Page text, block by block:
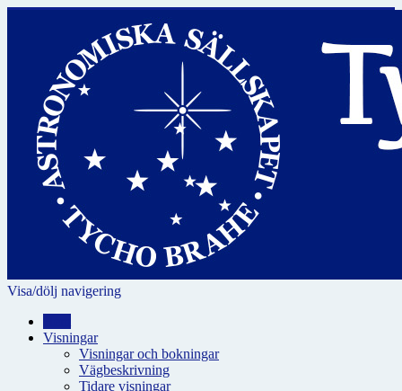
Visa/dölj navigering
Visningar
Visningar och bokningar
Vägbeskrivning
Tidare visningar